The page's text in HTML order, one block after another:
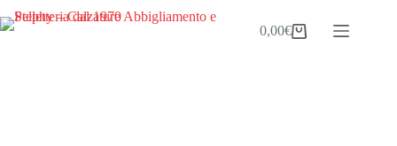
al
Carrello
0,00€